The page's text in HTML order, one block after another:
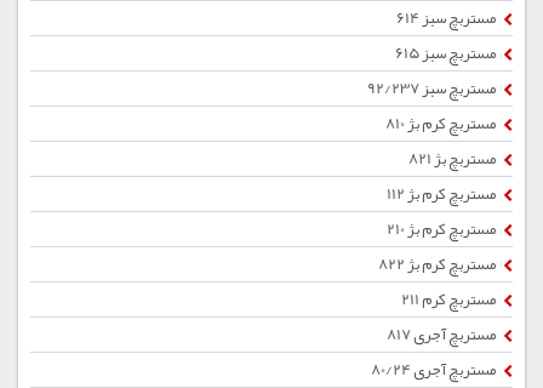
مستربچ سبز 614
مستربچ سبز 615
مستربچ سبز 92/237
مستربچ کرم بژ 810
مستربچ بژ 821
مستربچ کرم بژ 112
مستربچ کرم بژ 210
مستربچ کرم بژ 822
مستربچ کرم 211
مستربچ آجری 817
مستربچ آجری 80/24